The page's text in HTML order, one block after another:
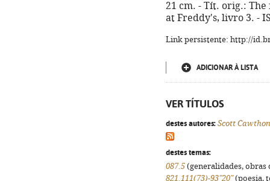
21 cm. - Tít. orig.:
at Freddy's, livro 3. -
Link persistente: http://
ADICIONAR À LISTA
VER TÍTULOS
destes autores: Scott Cawthon
destes temas:
087.5 (generalidades,
821.111(73)-93"20"(poesia,